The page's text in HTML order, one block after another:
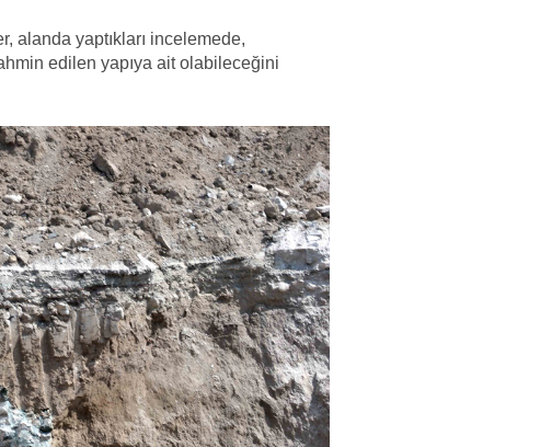
alanda yaptıkları incelemede,
edilen yapıya ait olabileceğini